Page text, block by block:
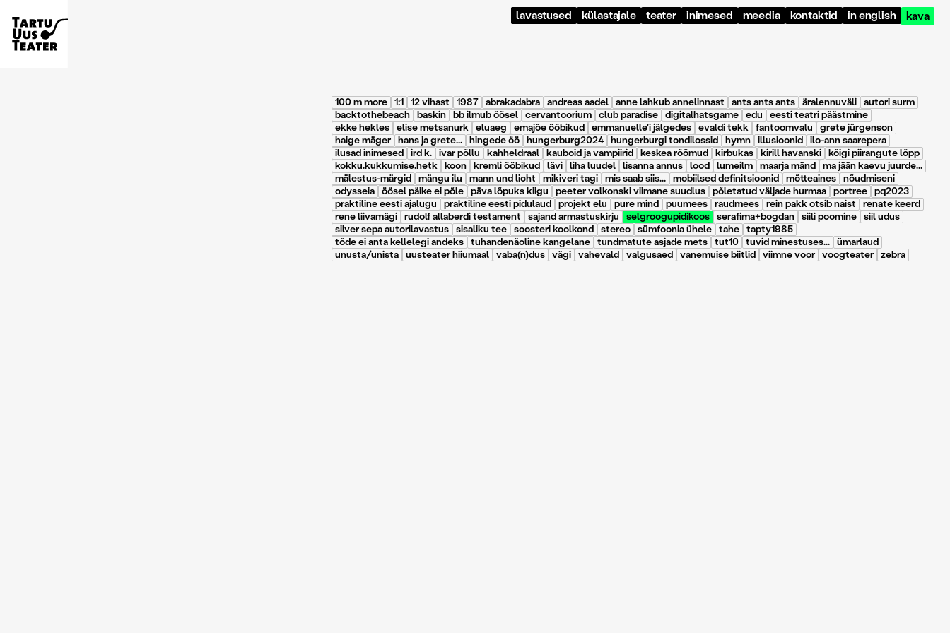
lavastused külastajale teater inimesed meedia kontaktid in english kava
100 m more 1:1 12 vihast 1987 abrakadabra andreas aadel anne lahkub annelinnast ants ants ants äralennuväli
autori surm
backtothebeach
baskin bb ilmub öösel cervantoorium club paradise digitalhatsgame edu
eesti teatri päästmine
ekke hekles
elise metsanurk eluaeg emajõe ööbikud emmanuelle'i jälgedes evaldi tekk fantoomvalu
grete jürgenson
haige mäger
hans ja grete... hingede öö hungerburg2024 hungerburgi tondilossid hymn illusioonid
ilo-ann saarepera
ilusad inimesed
ird k. ivar põllu kahheldraal kauboid ja vampiirid keskea rõõmud kirbukas kirill havanski
kõigi piirangute lõpp
kokku.kukkumise.hetk
koon kremli ööbikud lävi liha luudel lisanna annus lood lumeilm maarja mänd
ma jään kaevu juurde...
mälestus-märgid
mängu ilu mann und licht mikiveri tagi mis saab siis... mobiilsed definitsioonid mõtteaines
nõudmiseni
odysseia
öösel päike ei põle päva lõpuks kiigu peeter volkonski viimane suudlus põletatud väljade hurmaa portree
pq2023
praktiline eesti ajalugu
praktiline eesti pidulaud projekt elu pure mind puumees raudmees rein pakk otsib naist
renate keerd
rene liivamägi
rudolf allaberdi testament sajand armastuskirju selgroogupidikoos serafima+bogdan siili poomine
siil udus
silver sepa autorilavastus
sisaliku tee soosteri koolkond stereo sümfoonia ühele tahe
tapty1985
tõde ei anta kellelegi andeks
tuhandenäoline kangelane tundmatute asjade mets tut10 tuvid minestuses...
ümarlaud
unusta/unista
uusteater hiiumaal vaba(n)dus vägi vahevald valgusaed vanemuise biitlid viimne voor voogteater zebra